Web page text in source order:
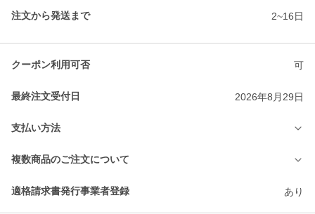
注文から発送まで 2~16日
クーポン利用可否 可
最終注文受付日 2026年8月29日
支払い方法
複数商品のご注文について
適格請求書発行事業者登録 あり